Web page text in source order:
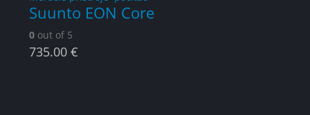
has
Suunto EON Core
0 out of 5
735.00 €